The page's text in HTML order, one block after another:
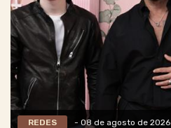
REDES - 08 de agosto de 2026